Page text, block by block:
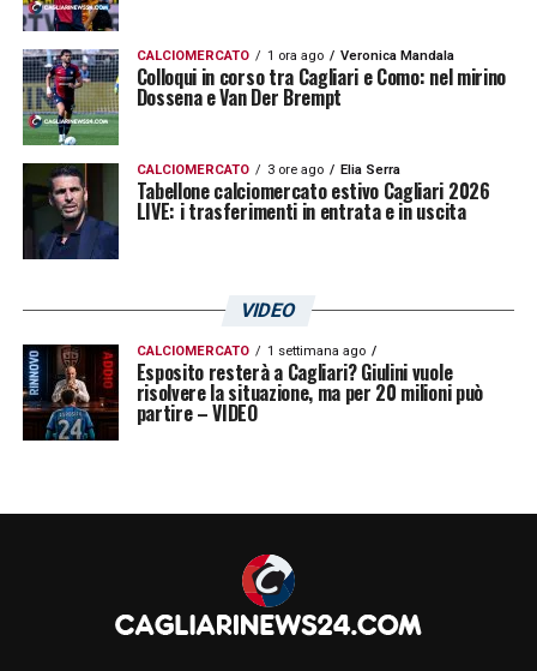
CALCIOMERCATO 1 ora ago Veronica Mandala
Colloqui in corso tra Cagliari e Como: nel mirino
Dossena e Van Der Brempt
CALCIOMERCATO 3 ore ago Elia Serra
Tabellone calciomercato estivo Cagliari 2026
LIVE: i trasferimenti in entrata e in uscita
VIDEO
CALCIOMERCATO 1 settimana ago
Esposito resterà a Cagliari? Giulini vuole
risolvere la situazione, ma per 20 milioni può
partire – VIDEO